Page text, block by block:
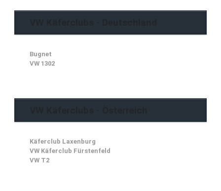
Bugnet
VW 1302
Käferclub Laxenburg
VW Käferclub Fürstenfeld
VW T2